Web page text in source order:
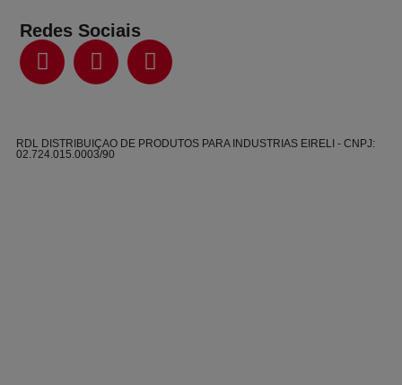
Redes Sociais
RDL DISTRIBUIÇAO DE PRODUTOS PARA INDUSTRIAS EIRELI - CNPJ:
02.724.015.0003/90